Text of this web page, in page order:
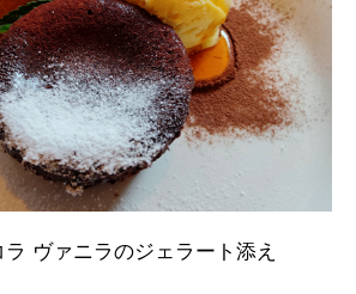
ヴァニラのジェラート添え